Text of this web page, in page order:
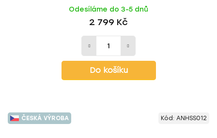
Odesíláme do 3-5 dnů
2 799 Kč
Do košíku
ČESKÁ VÝROBA Kód: ANHSS012